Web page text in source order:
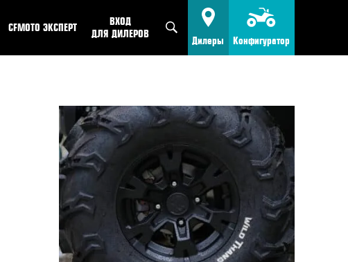
CFMOTO ЭКСПЕРТ
ВХОД
ДЛЯ ДИЛЕРОВ
Дилеры
Стать дилером
Конфигуратор